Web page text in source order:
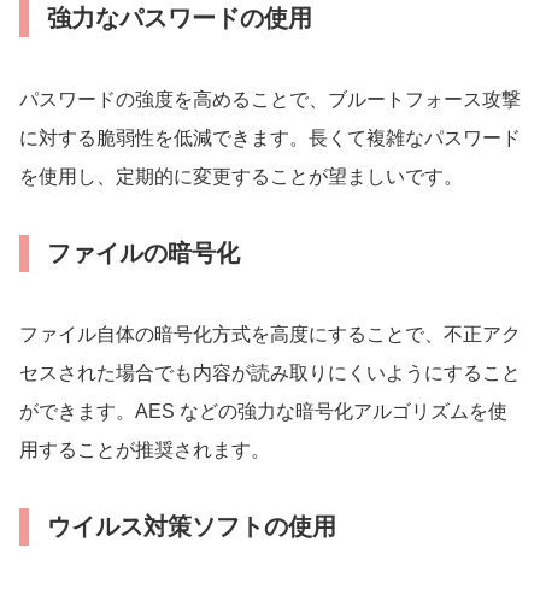
強力なパスワードの使用
パスワードの強度を高めることで、ブルートフォース攻撃
に対する脆弱性を低減できます。長くて複雑なパスワード
を使用し、定期的に変更することが望ましいです。
ファイルの暗号化
ファイル自体の暗号化方式を高度にすることで、不正アク
セスされた場合でも内容が読み取りにくいようにすること
ができます。AES などの強力な暗号化アルゴリズムを使
用することが推奨されます。
ウイルス対策ソフトの使用